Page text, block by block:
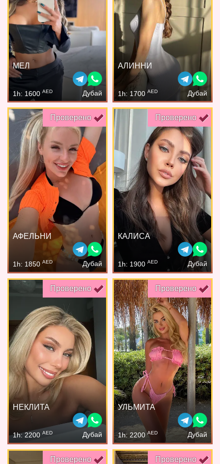
МЕЛ
1h: 1600 AED Дубай
АЛИННИ
1h: 1700 AED Дубай
Проверено
АФЕЛЬНИ
1h: 1850 AED Дубай
Проверено
КАЛИСА
1h: 1900 AED Дубай
Проверено
НЕКЛИТА
1h: 2200 AED Дубай
Проверено
УЛЬМИТА
1h: 2200AED Дубай
Проверено Проверено